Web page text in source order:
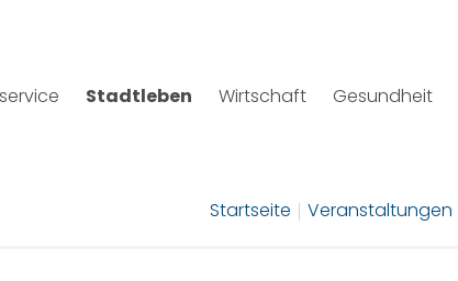
Stadtleben Wirtschaft Gesundheit
Startseite Veranstaltungen